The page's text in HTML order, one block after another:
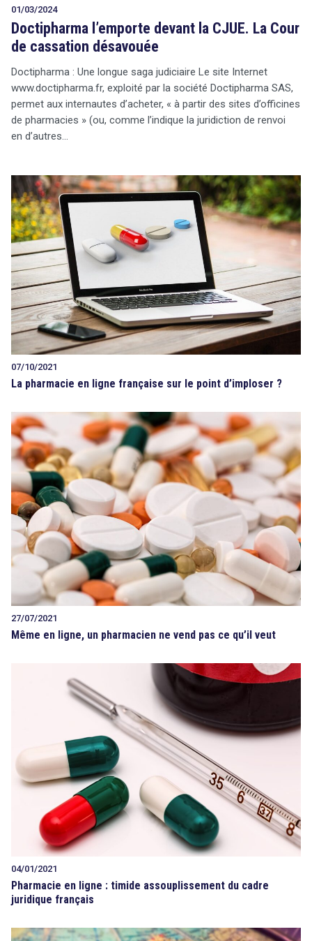
07/10/2021
La pharmacie en ligne française sur le point d’imploser ?
27/07/2021
Même en ligne, un pharmacien ne vend pas ce qu’il veut
04/01/2021
Pharmacie en ligne : timide assouplissement du cadre
juridique français
01/03/2024
Doctipharma l’emporte devant la CJUE. La Cour
de cassation désavouée
Doctipharma : Une longue saga judiciaire Le site Internet
www.doctipharma.fr, exploité par la société Doctipharma SAS,
permet aux internautes d’acheter, « à partir des sites d’officines
de pharmacies » (ou, comme l’indique la juridiction de renvoi
en d’autres…